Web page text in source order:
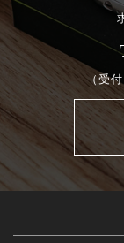
（受